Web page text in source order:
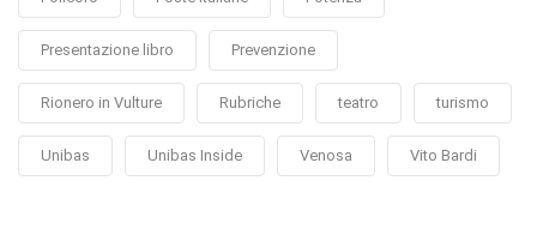
Presentazione libro Prevenzione
Rionero in Vulture Rubriche teatro turismo
Unibas Unibas Inside Venosa Vito Bardi